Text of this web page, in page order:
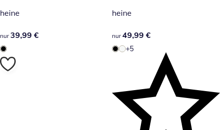
heine
39,99 €
nur 39,99 €
heine
49,99 €
nur 49,99 €
+5